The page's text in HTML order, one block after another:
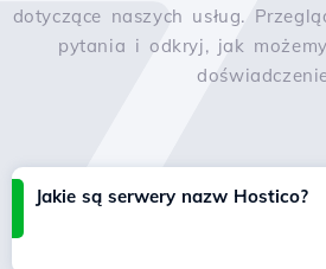
dotyczące naszych usług.
pytania i odkryj, jak
Jakie są serwery nazw Hostico?